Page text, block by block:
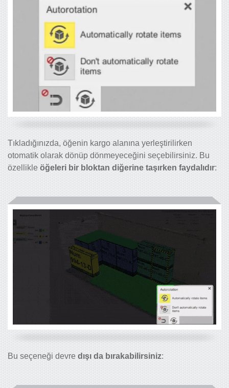
Tıkladığınızda, öğenin kargo alanına yerleştirilirken
otomatik olarak dönüp dönmeyeceğini seçebilirsiniz. Bu
özellikle öğeleri bir bloktan diğerine taşırken faydalıdır:
Bu seçeneği devre dışı da bırakabilirsiniz: